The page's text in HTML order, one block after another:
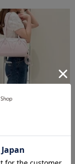
2026.08.07